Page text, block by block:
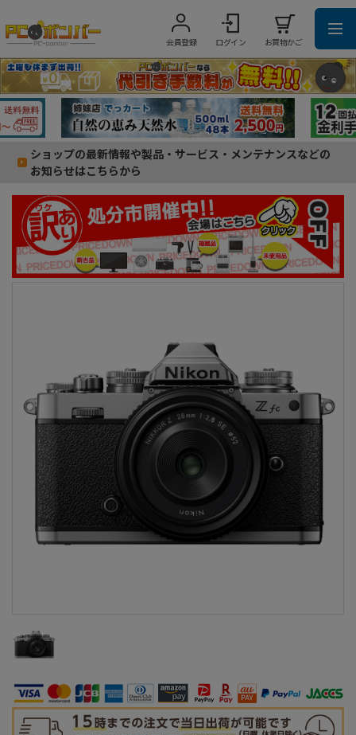
会員登録 ログイン お買物かご
ショップの最新情報や製品・サービス・メンテナンスなどの
お知らせはこちらから